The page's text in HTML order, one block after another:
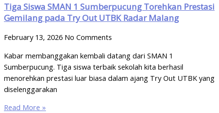
Tiga Siswa SMAN 1 Sumberpucung Torehkan Prestasi
Gemilang pada Try Out UTBK Radar Malang
February 13, 2026 No Comments
Kabar membanggakan kembali datang dari SMAN 1
Sumberpucung. Tiga siswa terbaik sekolah kita berhasil
menorehkan prestasi luar biasa dalam ajang Try Out UTBK yang
diselenggarakan
Read More »